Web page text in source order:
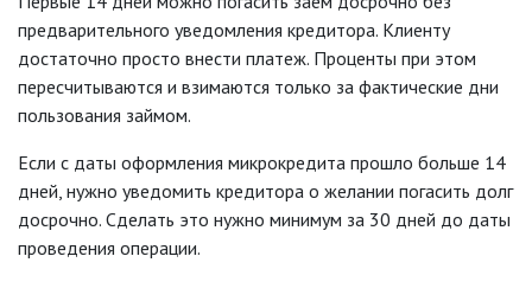
предварительного уведомления кредитора. Клиенту
достаточно просто внести платеж. Проценты при этом
пересчитываются и взимаются только за фактические дни
пользования займом.
Если с даты оформления микрокредита прошло больше 14
дней, нужно уведомить кредитора о желании погасить долг
досрочно. Сделать это нужно минимум за 30 дней до даты
проведения операции.